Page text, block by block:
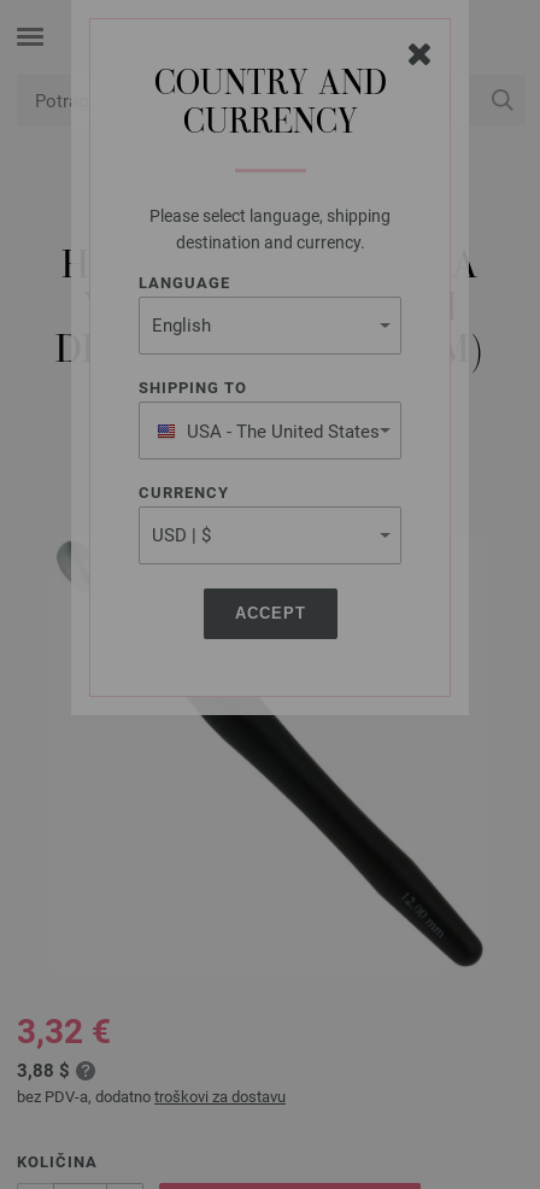
COUNTRY AND
CURRENCY
Please select language, shipping
destination and currency.
LANGUAGE
SHIPPING TO
USA - The United States
of America
CURRENCY
ACCEPT
LANA GROSSA
HEKLICA / KUKICA ZA
VUNU SA MEKANOM
DRŠKOM (ALUMINIJUM)
12,0
3,32 €
3,88 $
bez PDV-a, dodatno troškovi za dostavu
KOLIČINA